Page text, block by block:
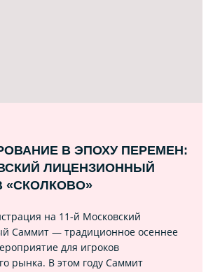
В ЭПОХУ ПЕРЕМЕН:
ЛИЦЕНЗИОННЫЙ
«СКОЛКОВО»
на 11‑й Московский
Саммит — традиционное осеннее
для игроков
рынка. В этом году Саммит